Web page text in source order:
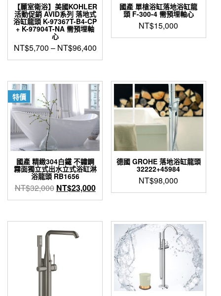
產
品
頁
面
【麗室衛浴】美國KOHLER
活動促銷 AVID系列 落地式
浴缸龍頭 K-97367T-B4-CP
+ K-97904T-NA 需預埋軸
心
NT$5,700 – NT$96,400
此
品
有
多
種
款
可
在
產
品
頁
面
選
選
項
國產 單槍浴缸落地浴缸龍
頭 F-300-4 需預埋軸心
NT$15,000
特價
國產 精緻304白鐵 不鏽鋼
霧面獨立式出水立式浴缸淋
浴龍頭 RB1656
NT$32,000 原
始
格：
NT$32,000。
NT$23,000目
前
格：
NT$23,000。
德國 GROHE 落地浴缸龍頭
32222+45984
NT$98,000